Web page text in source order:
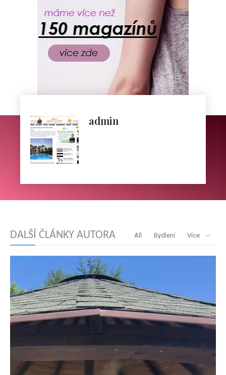
admin
DALŠÍ ČLÁNKY AUTORA All Bydlení Více